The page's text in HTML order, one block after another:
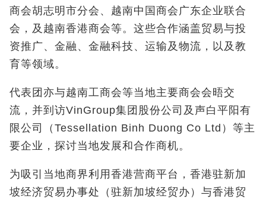
商会胡志明市分会、越南中国商会广东企业联合
会，及越南香港商会等。这些合作涵盖贸易与投
资推广、金融、金融科技、运输及物流，以及教
育等领域。
代表团亦与越南工商会等当地主要商会会晤交
流，并到访VinGroup集团股份公司及声白平阳有
限公司（Tessellation Binh Duong Co Ltd）等主
要企业，探讨当地发展和合作商机。
为吸引当地商界利用香港营商平台，香港驻新加
坡经济贸易办事处（驻新加坡经贸办）与香港贸